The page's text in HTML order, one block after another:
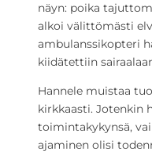
näyn: poika
alkoi välittömästi
ambulanssikopteri
kiidätettiin
Hannele muistaa
kirkkaasti. Jotenkin
toimintakykynsä,
ajaminen olisi